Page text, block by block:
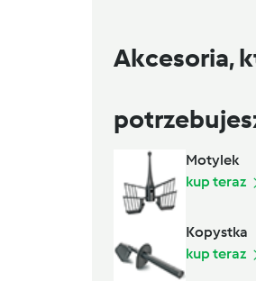
Akcesoria,
Motylek
kup teraz
Kopystka
kup teraz